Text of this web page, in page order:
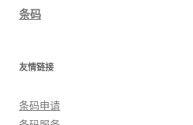
条码
友情链接
条码申请